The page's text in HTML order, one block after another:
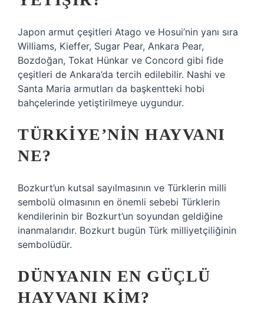
Japon armut çeşitleri Atago ve Hosui’nin yanı sıra
Williams, Kieffer, Sugar Pear, Ankara Pear,
Bozdoğan, Tokat Hünkar ve Concord gibi fide
çeşitleri de Ankara’da tercih edilebilir. Nashi ve
Santa Maria armutları da başkentteki hobi
bahçelerinde yetiştirilmeye uygundur.
TÜRKIYE’NIN HAYVANI
NE?
Bozkurt’un kutsal sayılmasının ve Türklerin milli
sembolü olmasının en önemli sebebi Türklerin
kendilerinin bir Bozkurt’un soyundan geldiğine
inanmalarıdır. Bozkurt bugün Türk milliyetçiliğinin
sembolüdür.
DÜNYANIN EN GÜÇLÜ
HAYVANI KIM?